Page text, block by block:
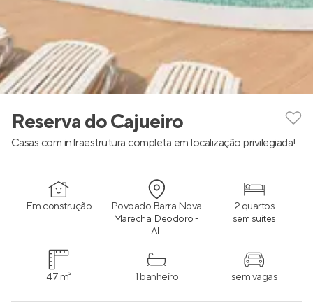
Reserva do Cajueiro
Casas com infraestrutura completa em localização privilegiada!
Em construção Povoado Barra Nova
Marechal Deodoro -
AL
2 quartos
sem suítes
47 m² 1 banheiro sem vagas